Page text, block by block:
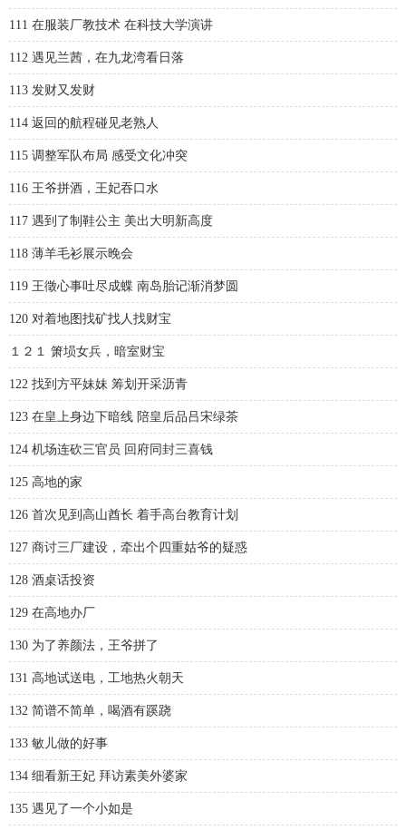
111 在服装厂教技术 在科技大学演讲
112 遇见兰茜，在九龙湾看日落
113 发财又发财
114 返回的航程碰见老熟人
115 调整军队布局 感受文化冲突
116 王爷拼酒，王妃吞口水
117 遇到了制鞋公主 美出大明新高度
118 薄羊毛衫展示晚会
119 王徵心事吐尽成蝶 南岛胎记渐消梦圆
120 对着地图找矿找人找财宝
１２１ 箫埙女兵，暗室财宝
122 找到方平妹妹 筹划开采沥青
123 在皇上身边下暗线 陪皇后品吕宋绿茶
124 机场连砍三官员 回府同封三喜钱
125 高地的家
126 首次见到高山酋长 着手高台教育计划
127 商讨三厂建设，牵出个四重姑爷的疑惑
128 酒桌话投资
129 在高地办厂
130 为了养颜法，王爷拼了
131 高地试送电，工地热火朝天
132 简谱不简单，喝酒有蹊跷
133 敏儿做的好事
134 细看新王妃 拜访素美外婆家
135 遇见了一个小如是